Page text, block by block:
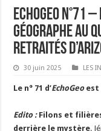
EchoGeo N°71
géographe au
retraités
30 juin 2025 LES
Le n° 71 d’EchoGeoest
Edito :Filons et
derrière le mystère.